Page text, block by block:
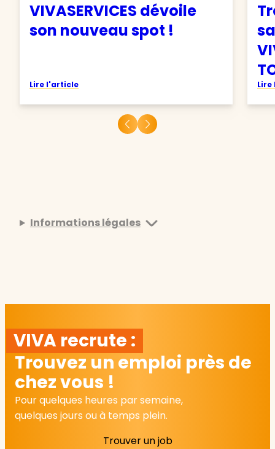
VIVASERVICES dévoile
son nouveau spot !
Lire l'article
Informations légales
VIVA recrute :
Trouvez un emploi près de
chez vous !
Pour quelques heures par semaine,
quelques jours ou à temps plein.
Trouver un job